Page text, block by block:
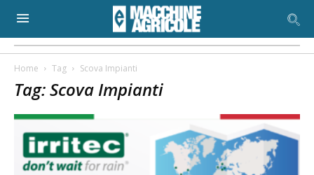
Home Tag Scova Impianti
Tag: Scova Impianti